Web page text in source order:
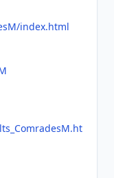
index.html